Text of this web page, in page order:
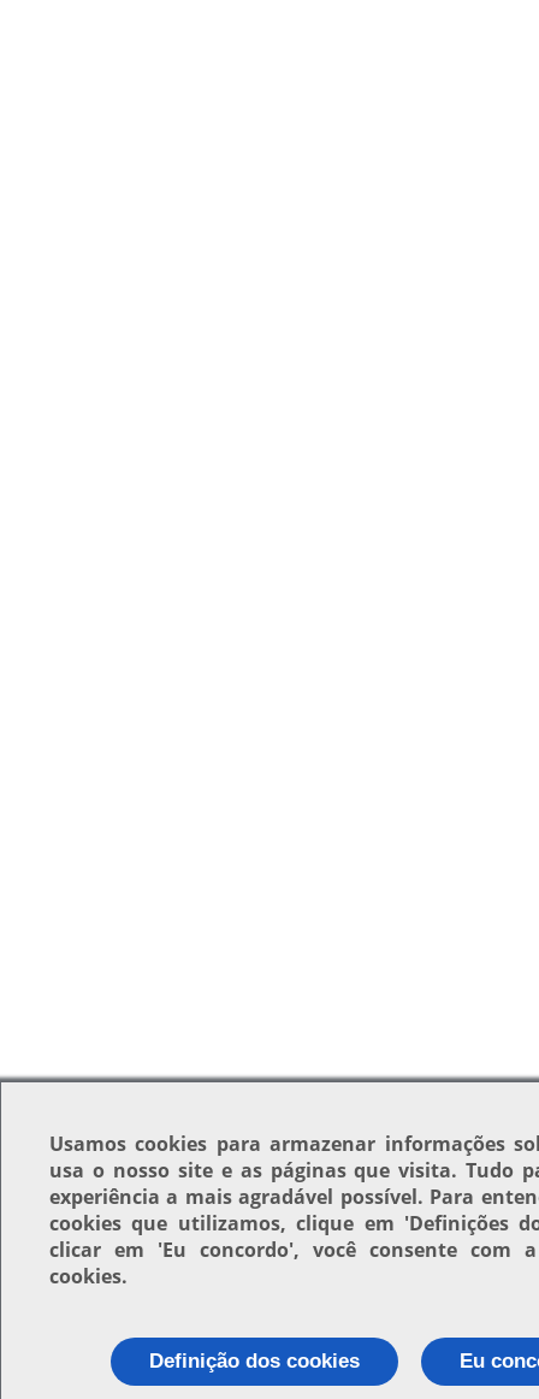
Usamoscookies para armazenar informações
usa o nosso site e as páginas que visita. Tudo
experiência a mais agradável possível. Para
cookies que utilizamos, clique em 'Definições
clicar em 'Eu concordo', você consente com
cookies.